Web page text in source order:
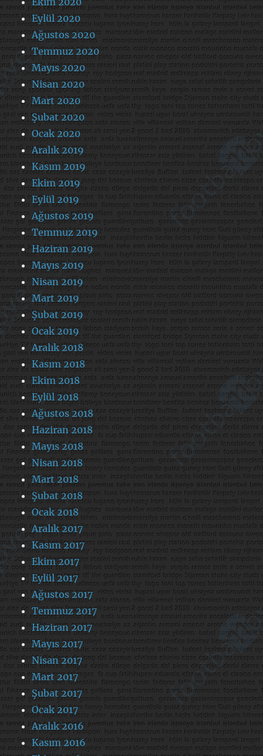
Eylül 2020
Ağustos 2020
Temmuz 2020
Mayıs 2020
Nisan 2020
Mart 2020
Şubat 2020
Ocak 2020
Aralık 2019
Kasım 2019
Ekim 2019
Eylül 2019
Ağustos 2019
Temmuz 2019
Haziran 2019
Mayıs 2019
Nisan 2019
Mart 2019
Şubat 2019
Ocak 2019
Aralık 2018
Kasım 2018
Ekim 2018
Eylül 2018
Ağustos 2018
Haziran 2018
Mayıs 2018
Nisan 2018
Mart 2018
Şubat 2018
Ocak 2018
Aralık 2017
Kasım 2017
Ekim 2017
Eylül 2017
Ağustos 2017
Temmuz 2017
Haziran 2017
Mayıs 2017
Nisan 2017
Mart 2017
Şubat 2017
Ocak 2017
Aralık 2016
Kasım 2016